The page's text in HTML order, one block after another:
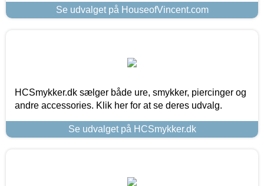
Se udvalget på HouseofVincent.com
HCSmykker.dk sælger både ure, smykker, piercinger og
andre accessories. Klik her for at se deres udvalg.
Se udvalget på HCSmykker.dk